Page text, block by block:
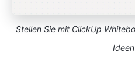
Stellen Sie mit ClickUp